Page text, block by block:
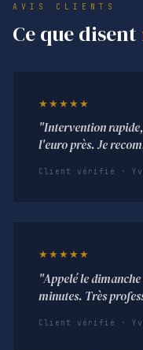
AVIS CLIENTS
Ce que disent
★★★★★
"Intervention
l'euro près. Je
Client vérifié ·
★★★★★
"Appelé le
minutes. Très
Client vérifié ·